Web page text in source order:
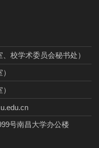
校学术委员会秘书处）
号南昌大学办公楼